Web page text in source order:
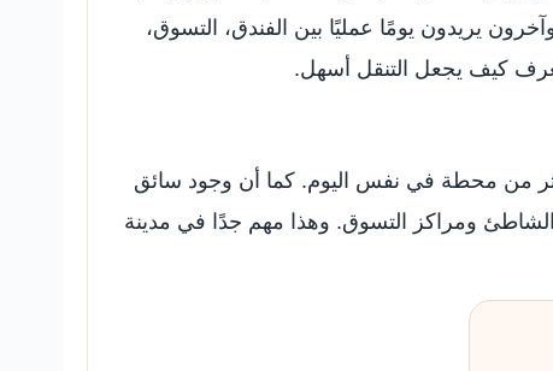
يريدون يومًا عمليًا بين الفندق، التسوق،
كيف يجعل التنقل أسهل.
أكثر من محطة في نفس اليوم. كما أن وجود سائق
ومراكز التسوق. وهذا مهم جدًا في مدينة